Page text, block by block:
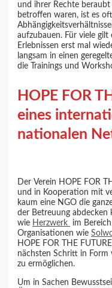
und ihrer Rechte
betroffen waren, ist es
aufzubauen. Für viele
Erlebnissen erst mal
langsam in einen
die Trainings und
HOPE FOR
eines
nationalen
Der Verein HOPE FOR
und in Kooperation mit
kaum eine NGO die
der Betreuung abdecken
wie Herzwerk
im
Organisationen wie
HOPE FOR THE
nächsten Schritt in
zu ermöglichen.
Um in Sachen